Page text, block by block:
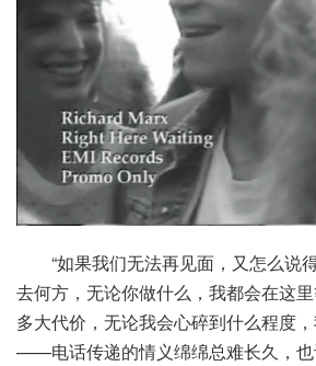
“如果我们无法再见面，又怎么说得
去何方，无论你做什么，我都会在这里
多大代价，无论我会心碎到什么程度
——电话传递的情义绵绵总难长久，也